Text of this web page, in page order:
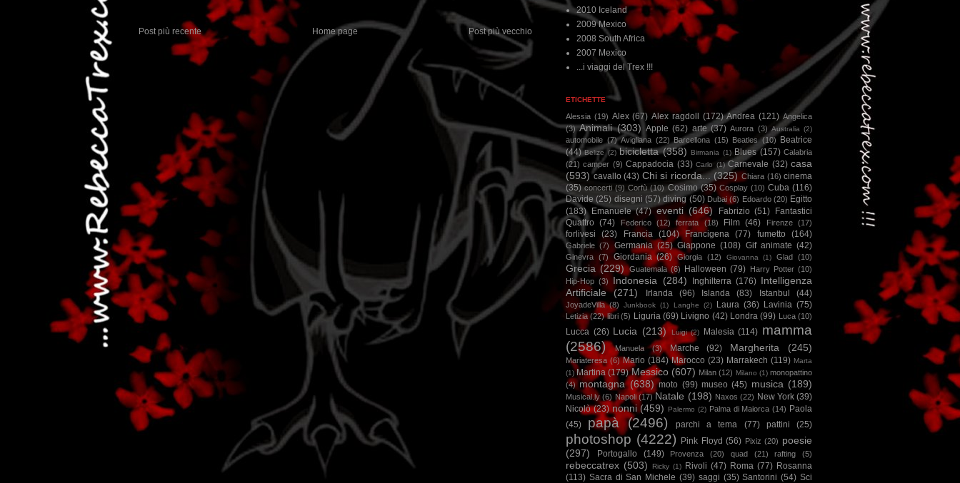
Post più recente Post più vecchio
Home page
2010 Iceland
2009 Mexico
2008 South Africa
2007 Mexico
...i viaggi del Trex !!!
ETICHETTE
Alessia (19) Alex (67) Alex ragdoll (172) Andrea (121) Angelica
(3) Animali (303) Apple (62) arte (37) Aurora (3) Australia (2)
automobile (7) Avigliana (22) Barcellona (15) Beatles (10)
Beatrice
(44) Belize (2) bicicletta (358) Birmania (1) Blues (157) Calabria
(21) camper (9) Cappadocia (33) Carlo (1) Carnevale (32) casa
(593) cavallo (43) Chi si ricorda... (325) Chiara (16) cinema
(35) concerti (9) Corfù (10) Cosimo (35) Cosplay (10) Cuba (116)
Davide (25) disegni (57) diving (50) Dubai (6) Edoardo (20) Egitto
(183)
Emanuele (47) eventi (646) Fabrizio (51)
Fantastici
Quattro (74) Federico (12) ferrata (18) Film (46) Firenze (17)
forlivesi (23) Francia (104) Francigena (77) fumetto (164)
Gabriele (7) Germania (25) Giappone (108) Gif animate (42)
Ginevra (7) Giordania (26) Giorgia (12) Giovanna (1) Glad (10)
Grecia (229) Guatemala (6) Halloween (79) Harry Potter (10)
Hip-Hop (3) Indonesia (284) Inghilterra (176) Intelligenza
Artificiale
(271) Irlanda (96) Islanda (83) Istanbul (44)
JoyadeVilla (8) Junkbook (1) Langhe (2) Laura (36) Lavinia (75)
Letizia (22) libri (5) Liguria (69) Livigno (42) Londra (99) Luca (10)
Lucca (26) Lucia (213) Luigi (2) Malesia (114) mamma
(2586)
Manuela (3) Marche (92) Margherita (245)
Mariateresa (6) Mario (184) Marocco (23) Marrakech (119) Marta
(1) Martina (179) Messico (607) Milan (12) Milano (1) monopattino
(4) montagna (638) moto (99) museo (45) musica (189)
Musical.ly (6) Napoli (17) Natale (198) Naxos (22) New York (39)
Nicolò (23) nonni (459) Palermo (2) Palma di Maiorca (14) Paola
(45)
papà (2496) parchi a tema (77) pattini (25)
photoshop (4222) Pink Floyd (56) Pixiz (20) poesie
(297)
Portogallo (149) Provenza (20) quad (21) rafting (5)
rebeccatrex (503) Ricky (1) Rivoli (47) Roma (77) Rosanna
(113) Sacra di San Michele (39) saggi (35) Santorini (54) Sci